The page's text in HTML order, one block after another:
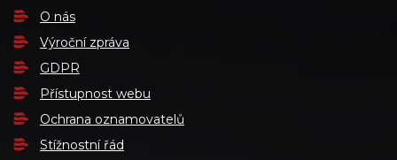
O nás
Výroční zpráva
GDPR
Přístupnost webu
Ochrana oznamovatelů
Stížnostní řád